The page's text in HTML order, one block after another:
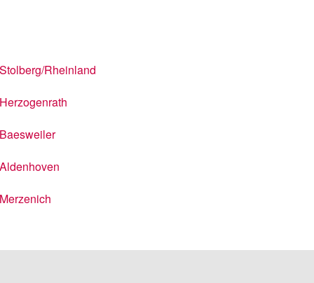
Stolberg/Rheinland
Herzogenrath
Baesweiler
Aldenhoven
Merzenich